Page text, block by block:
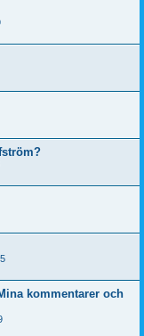
kommentarer och